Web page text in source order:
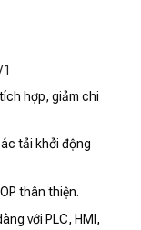
hợp, giảm chi
tải khởi động
thân thiện.
với PLC, HMI,